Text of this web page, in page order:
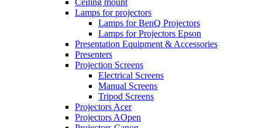
Ceiling mount
Lamps for projectors
Lamps for BenQ Projectors
Lamps for Projectors Epson
Presentation Equipment & Accessories
Presenters
Projection Screens
Electrical Screens
Manual Screens
Tripod Screens
Projectors Acer
Projectors AOpen